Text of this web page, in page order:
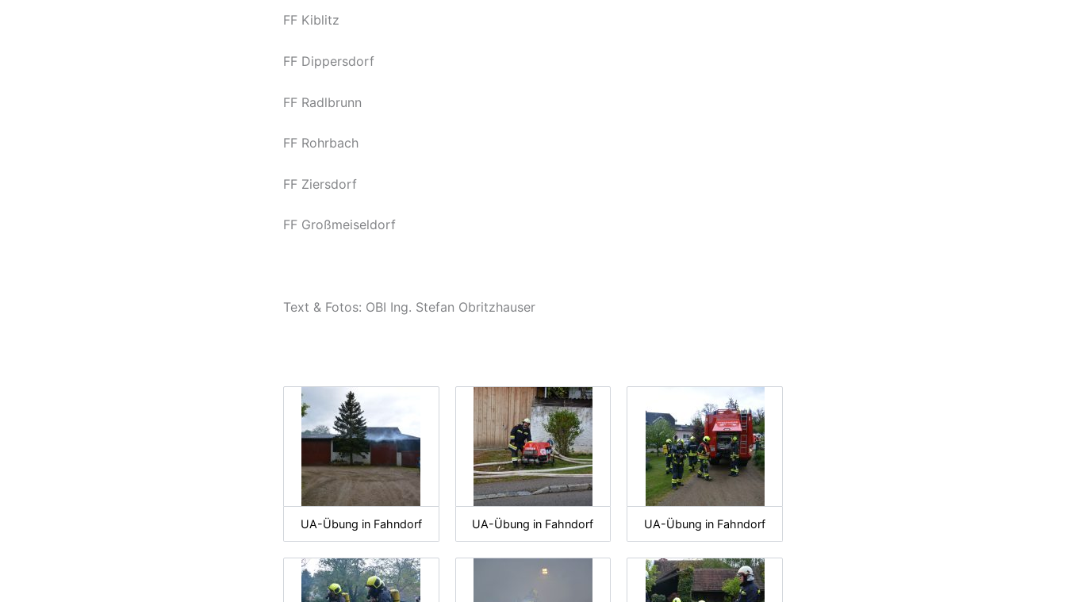
FF Kiblitz
FF Dippersdorf
FF Radlbrunn
FF Rohrbach
FF Ziersdorf
FF Großmeiseldorf
Text & Fotos: OBI Ing. Stefan Obritzhauser
UA-Übung in Fahndorf UA-Übung in Fahndorf UA-Übung in Fahndorf